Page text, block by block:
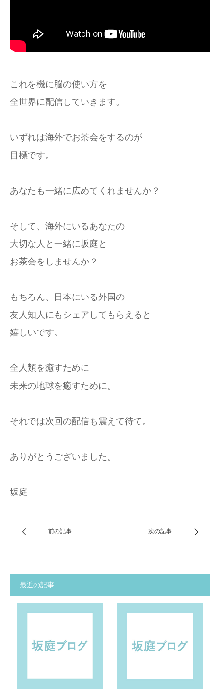
これを機に脳の使い方を
全世界に配信していきます。
いずれは海外でお茶会をするのが
目標です。
あなたも一緒に広めてくれませんか？
そして、海外にいるあなたの
大切な人と一緒に坂庭と
お茶会をしませんか？
もちろん、日本にいる外国の
友人知人にもシェアしてもらえると
嬉しいです。
全人類を癒すために
未来の地球を癒すために。
それでは次回の配信も震えて待て。
ありがとうございました。
坂庭
前の記事 次の記事
最近の記事